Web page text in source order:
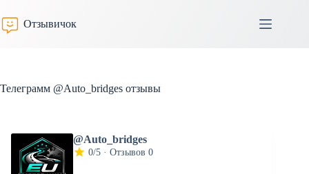
к
сути
Отзывичок
Телеграмм @Auto_bridges отзывы
@Auto_bridges
0/5 · Отзывов 0